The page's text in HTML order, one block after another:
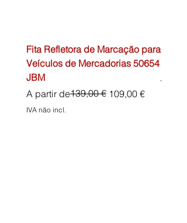
Fita Refletora de Marcação para
Veículos de Mercadorias 50654
JBM
A partir de
Preço normal139,00 € 109,00 €
Preço promocional
IVA não incl.
Preço
45,00 €